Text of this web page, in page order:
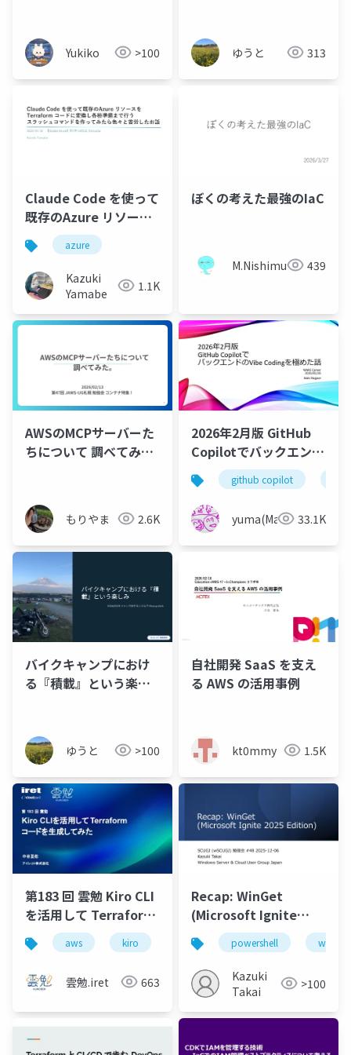
Yukiko >100 ゆうと 313
Claude Code を使って
既存のAzure リソース
をTerraform コードに
変換し各種準備まで行
うスラッシュコマンド
を作ってみたら色々と
苦労したお話
azure
Kazuki
Yamabe
1.1K
ぼくの考えた最強のIaC
M.Nishimura 439
AWSのMCPサーバーた
ちについて 調べてみ
もりやま 2.6K
2026年2月版 GitHub
Copilotでバックエンド
のバイブコーディング
を極めた話
github copilot
yuma(Maki) 33.1K
バイクキャンプにおけ
る『積載』という楽し
ゆうと >100
自社開発 SaaS を支え
る AWS の活用事例
kt0mmy 1.5K
第183 回 雲勉 Kiro CLI
を活用して Terraform
コードを生成してみた
aws kiro 新卒 エンジニア 生成ai
雲勉.iret 663
Recap: WinGet
(Microsoft Ignite
2025 Edition)
powershell
Kazuki
Takai
>100